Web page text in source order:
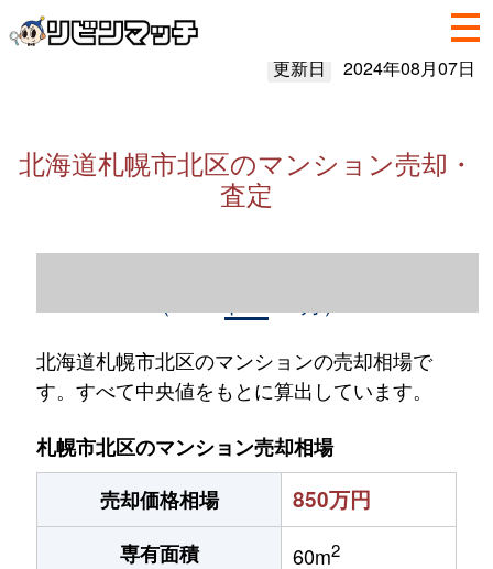
更新日 2024年08月07日
北海道札幌市北区のマンション売却・
査定
北海道札幌市北区のマンションの売却相場で
す。すべて中央値をもとに算出しています。
札幌市北区のマンション売却相場
売却価格相場
850万円
専有面積 60m2